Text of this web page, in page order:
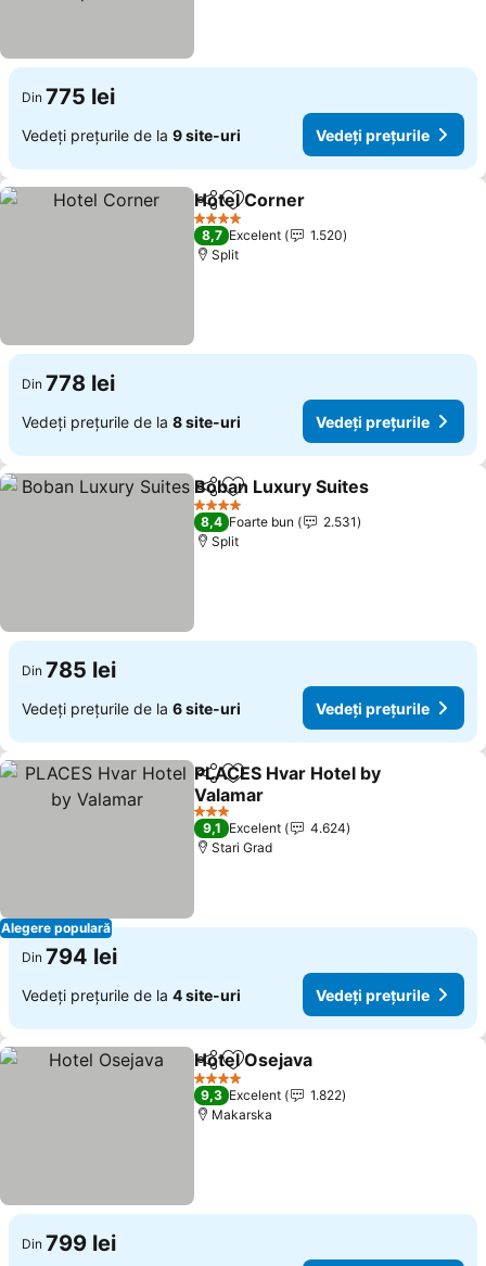
Din 775 lei
Vedeți prețurile de la 9 site-uri Vedeți prețurile
DistribuițiAdăugaţi la favorite
Hotel Corner
4 Stele
8,7 Excelent
1.520
Split
Din 778 lei
Vedeți prețurile de la 8 site-uri Vedeți prețurile
DistribuițiAdăugaţi la favorite
Boban Luxury Suites
4 Stele
8,4 Foarte bun
2.531
Split
Din 785 lei
Vedeți prețurile de la 6 site-uri Vedeți prețurile
Alegere populară
DistribuițiAdăugaţi la favorite
PLACES Hvar Hotel by
Valamar
Vedeți prețurile
3 Stele
9,1 Excelent
4.624
Stari Grad
Din 794 lei
Vedeți prețurile de la 4 site-uri Vedeți prețurile
DistribuițiAdăugaţi la favorite
Hotel Osejava
4 Stele
9,3 Excelent
1.822
Makarska
Din 799 lei